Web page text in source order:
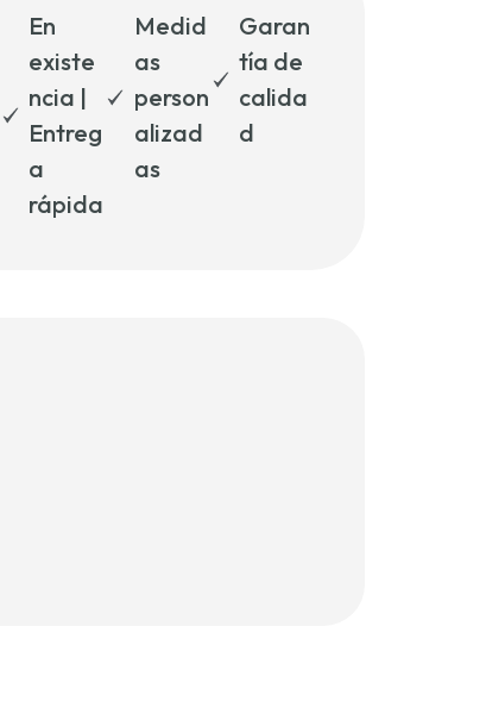
En
existe
ncia |
Entreg
a
rápida
Medid
as
person
alizad
as
Garan
tía de
calida
d